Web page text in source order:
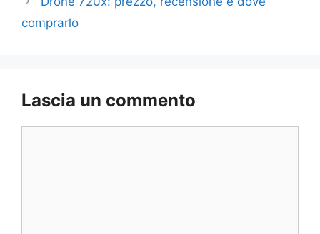
comprarlo
Lascia un commento